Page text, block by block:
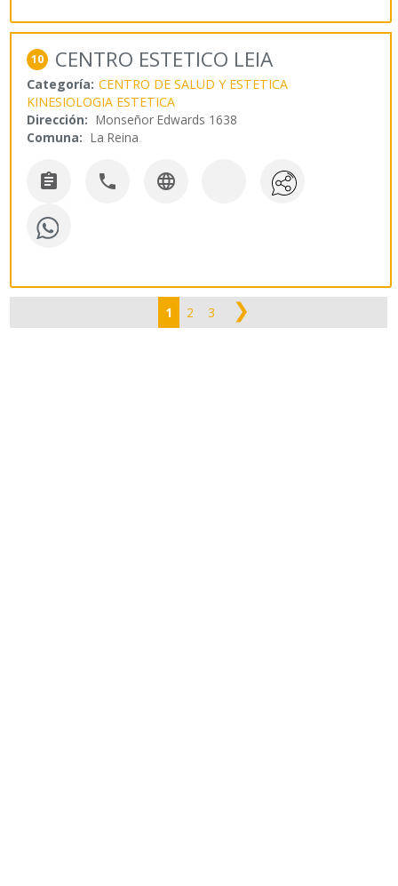
10 CENTRO ESTETICO LEIA
Categoría: CENTRO DE SALUD Y ESTETICA
KINESIOLOGIA ESTETICA
Dirección: Monseñor Edwards 1638
Comuna: La Reina
  
1 2 3 ❯